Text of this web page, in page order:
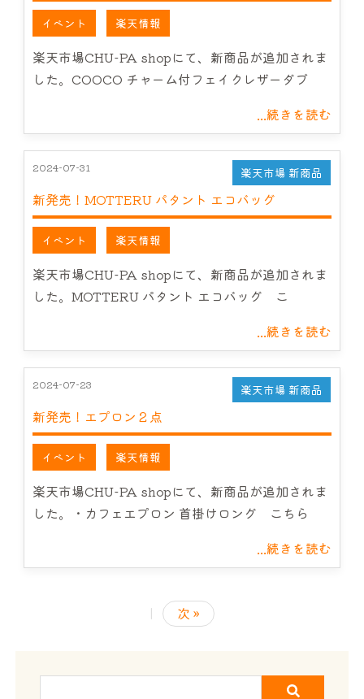
イベント 楽天情報
楽天市場CHU-PA shopにて、新商品が追加されま
した。COOCO チャーム付フェイクレザーダブ
...続きを読む
2024-07-31
新発売！MOTTERU パタント エコバッグ
楽天市場 新商品
イベント 楽天情報
楽天市場CHU-PA shopにて、新商品が追加されま
した。MOTTERU パタント エコバッグ こ
...続きを読む
2024-07-23
新発売！エプロン２点
楽天市場 新商品
イベント 楽天情報
楽天市場CHU-PA shopにて、新商品が追加されま
した。・カフェエプロン 首掛けロング こちら
...続きを読む
| 次 »